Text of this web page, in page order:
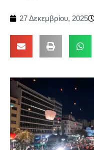
27 Δεκεμβρίου, 2025